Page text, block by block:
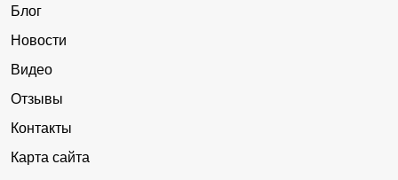
Блог
Новости
Видео
Отзывы
Контакты
Карта сайта